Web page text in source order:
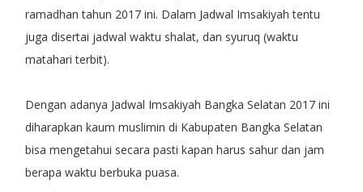
ramadhan tahun 2017 ini. Dalam Jadwal Imsakiyah tentu
juga disertai jadwal waktu shalat, dan syuruq (waktu
matahari terbit).
Dengan adanya Jadwal Imsakiyah Bangka Selatan 2017 ini
diharapkan kaum muslimin di Kabupaten Bangka Selatan
bisa mengetahui secara pasti kapan harus sahur dan jam
berapa waktu berbuka puasa.